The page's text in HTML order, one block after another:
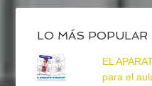
LO MÁS POPULAR
EL
para el